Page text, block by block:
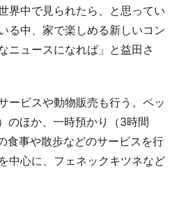
界中で見られたら、と思ってい
る中、家で楽しめる新しいコン
ニュースになれば」と益田さ
ービスや動物販売も行う。ペッ
のほか、一時預かり（3時間
食事や散歩などのサービスを行
中心に、フェネックキツネなど